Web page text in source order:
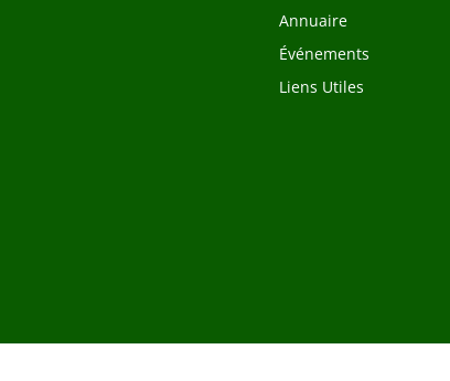
Annuaire
Événements
Liens Utiles